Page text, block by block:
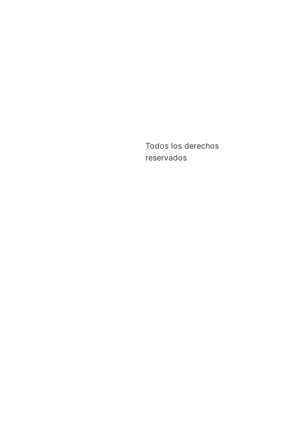
Todos los derechos
reservados